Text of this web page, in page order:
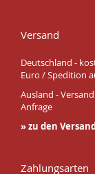
Versand
Deutschland -
Euro / Spedition
Ausland -
Anfrage
» zu den
Zahlungsarten